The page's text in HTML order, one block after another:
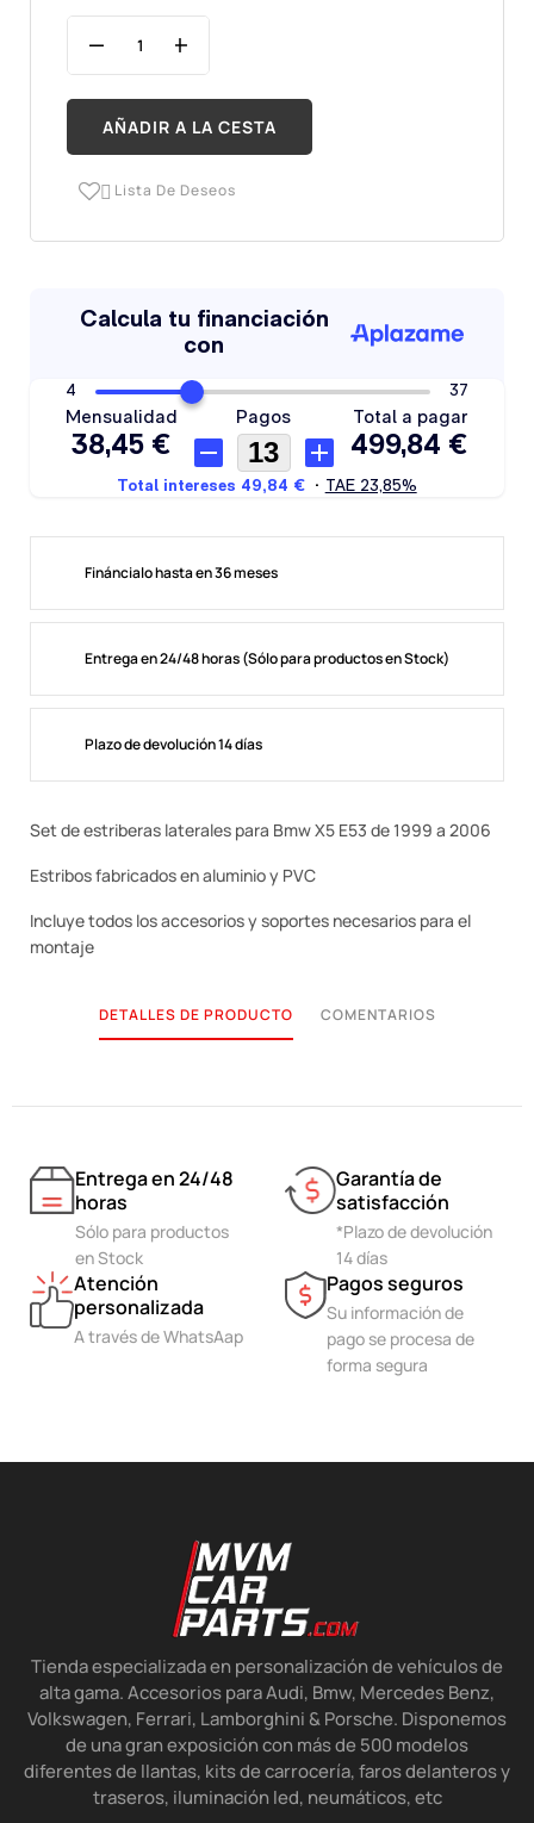
AÑADIR A LA CESTA
 Lista De Deseos
Fináncialo hasta en 36 meses
Entrega en 24/48 horas (Sólo para productos en Stock)
Plazo de devolución 14 días
Set de estriberas laterales para Bmw X5 E53 de 1999 a 2006
Estribos fabricados en aluminio y PVC
Incluye todos los accesorios y soportes necesarios para el
montaje
DETALLES DE PRODUCTO COMENTARIOS
Entrega en 24/48
horas
Sólo para productos
en Stock
Garantía de
satisfacción
*Plazo de devolución
14 días
Atención
personalizada
A través de WhatsAap
Pagos seguros
Su información de
pago se procesa de
forma segura
Tienda especializada en personalización de vehículos de
alta gama. Accesorios para Audi, Bmw, Mercedes Benz,
Volkswagen, Ferrari, Lamborghini & Porsche. Disponemos
de una gran exposición con más de 500 modelos
diferentes de llantas, kits de carrocería, faros delanteros y
traseros, iluminación led, neumáticos, etc